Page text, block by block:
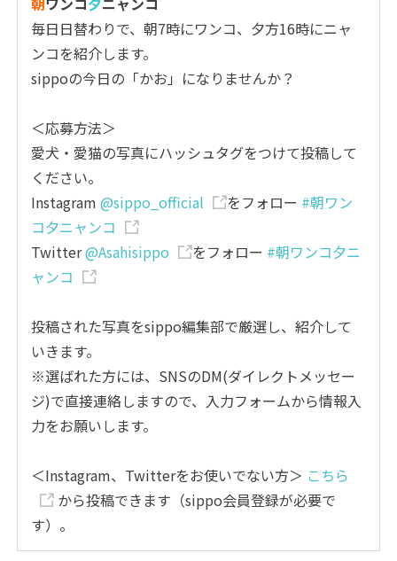
毎日日替わりで、朝7時にワンコ、夕方16時にニャ
ンコを紹介します。
sippoの今日の「かお」になりませんか？
＜応募方法＞
愛犬・愛猫の写真にハッシュタグをつけて投稿して
ください。
Instagram@sippo_official をフォロー #朝ワン
コ夕ニャンコ
Twitter@Asahisippo をフォロー #朝ワンコ夕ニ
ャンコ
投稿された写真をsippo編集部で厳選し、紹介して
いきます。
※選ばれた方には、SNSのDM(ダイレクトメッセー
ジ)で直接連絡しますので、入力フォームから情報入
力をお願いします。
＜Instagram、Twitterをお使いでない方＞ こちら
から投稿できます（sippo会員登録が必要で
す）。